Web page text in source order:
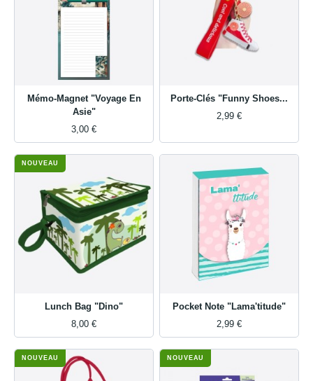
Mémo-Magnet "Voyage En
Asie"
3,00 €
Porte-Clés "Funny Shoes...
2,99 €
Lunch Bag "Dino"
8,00 €
NOUVEAU
Pocket Note "Lama'titude"
2,99 €
NOUVEAU NOUVEAU